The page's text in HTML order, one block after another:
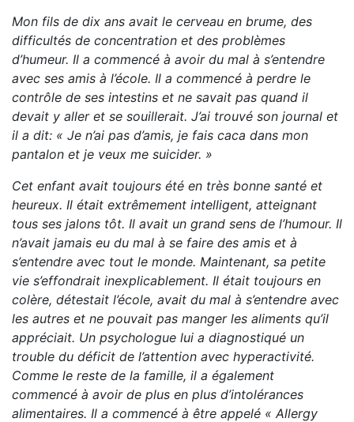
Mon fils de dix ans avait le cerveau en brume, des
difficultés de concentration et des problèmes
d’humeur. Il a commencé à avoir du mal à s’entendre
avec ses amis à l’école. Il a commencé à perdre le
contrôle de ses intestins et ne savait pas quand il
devait y aller et se souillerait. J’ai trouvé son journal et
il a dit: « Je n’ai pas d’amis, je fais caca dans mon
pantalon et je veux me suicider. »
Cet enfant avait toujours été en très bonne santé et
heureux. Il était extrêmement intelligent, atteignant
tous ses jalons tôt. Il avait un grand sens de l’humour. Il
n’avait jamais eu du mal à se faire des amis et à
s’entendre avec tout le monde. Maintenant, sa petite
vie s’effondrait inexplicablement. Il était toujours en
colère, détestait l’école, avait du mal à s’entendre avec
les autres et ne pouvait pas manger les aliments qu’il
appréciait. Un psychologue lui a diagnostiqué un
trouble du déficit de l’attention avec hyperactivité.
Comme le reste de la famille, il a également
commencé à avoir de plus en plus d’intolérances
alimentaires. Il a commencé à être appelé « Allergy